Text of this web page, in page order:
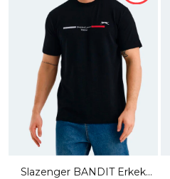
Slazenger BANDIT Erkek